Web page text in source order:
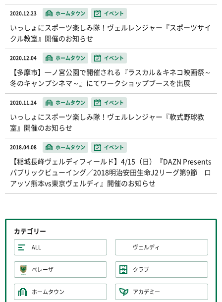
2020.12.23 ホームタウン イベント
いっしょにスポーツ楽しみ隊！ヴェルレンジャー『スポーツサイ
クル教室』開催のお知らせ
2020.12.04 ホームタウン イベント
【多摩市】一ノ宮公園で開催される『ラスカル＆キネコ映画祭～
冬のキャンプシネマ～』にてワークショップブースを出展
2020.11.24 ホームタウン イベント
いっしょにスポーツ楽しみ隊！ヴェルレンジャー『軟式野球教
室』開催のお知らせ
2018.04.08 ホームタウン イベント
【稲城長峰ヴェルディフィールド】4/15（日）『DAZN Presents
パブリックビューイング／2018明治安田生命J2リーグ第9節 ロ
アッソ熊本vs東京ヴェルディ』開催のお知らせ
カテゴリー
ALL ヴェルディ
ベレーザ クラブ
ホームタウン アカデミー